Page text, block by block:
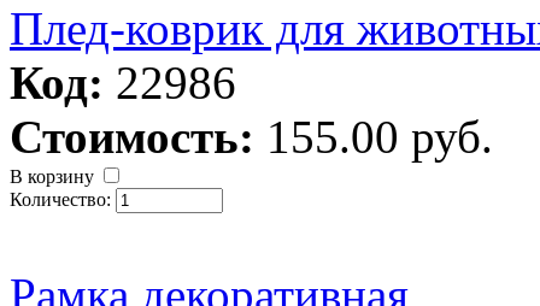
Плед-коврик для
Код: 22986
Стоимость: 155.00 руб.
В корзину
Количество:
Рамка декоративная